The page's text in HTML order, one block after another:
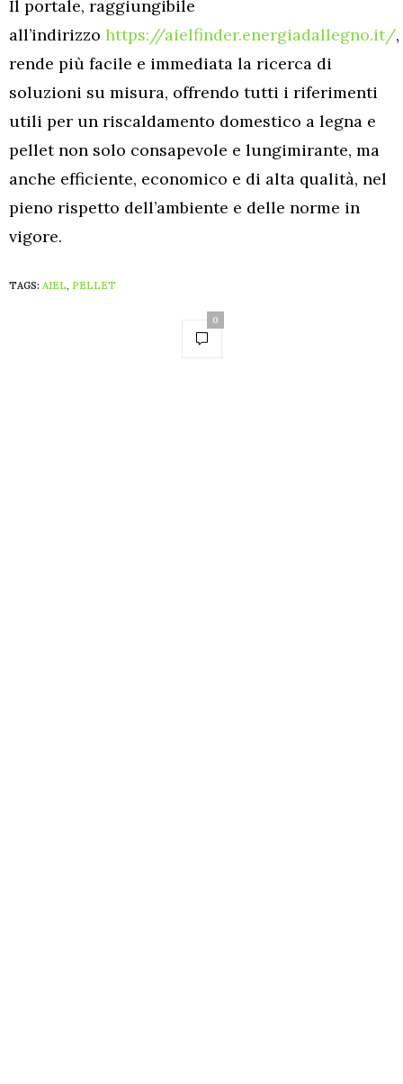
Il portale, raggiungibile
all’indirizzo https://aielfinder.energiadallegno.it/,
rende più facile e immediata la ricerca di
soluzioni su misura, offrendo tutti i riferimenti
utili per un riscaldamento domestico a legna e
pellet non solo consapevole e lungimirante, ma
anche efficiente, economico e di alta qualità, nel
pieno rispetto dell’ambiente e delle norme in
vigore.
TAGS: AIEL, PELLET
0